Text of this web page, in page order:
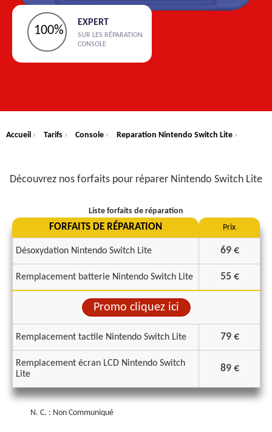
100%
EXPERT
SUR LES RÉPARATION
CONSOLE
Accueil › Tarifs › Console › Reparation Nintendo Switch Lite ›
Découvrez nos forfaits pour réparer Nintendo Switch Lite
Liste forfaits de réparation
FORFAITS DE RÉPARATION Prix
Désoxydation Nintendo Switch Lite 69€
Remplacement batterie Nintendo Switch Lite 55€
Promo cliquez ici
Remplacement tactile Nintendo Switch Lite 79€
Remplacement écran LCD Nintendo Switch
Lite
89€
N. C. : Non Communiqué